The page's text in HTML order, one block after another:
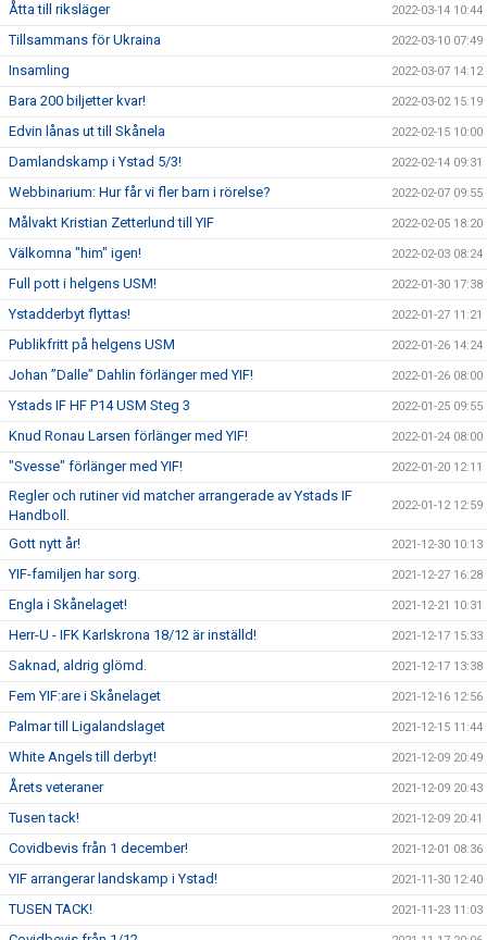
Åtta till riksläger 2022-03-14 10:44
Tillsammans för Ukraina 2022-03-10 07:49
Insamling 2022-03-07 14:12
Bara 200 biljetter kvar! 2022-03-02 15:19
Edvin lånas ut till Skånela 2022-02-15 10:00
Damlandskamp i Ystad 5/3! 2022-02-14 09:31
Webbinarium: Hur får vi fler barn i rörelse? 2022-02-07 09:55
Målvakt Kristian Zetterlund till YIF 2022-02-05 18:20
Välkomna "him" igen! 2022-02-03 08:24
Full pott i helgens USM! 2022-01-30 17:38
Ystadderbyt flyttas! 2022-01-27 11:21
Publikfritt på helgens USM 2022-01-26 14:24
Johan ”Dalle” Dahlin förlänger med YIF! 2022-01-26 08:00
Ystads IF HF P14 USM Steg 3 2022-01-25 09:55
Knud Ronau Larsen förlänger med YIF! 2022-01-24 08:00
"Svesse" förlänger med YIF! 2022-01-20 12:11
Regler och rutiner vid matcher arrangerade av Ystads IF
Handboll.
2022-01-12 12:59
Gott nytt år! 2021-12-30 10:13
YIF-familjen har sorg. 2021-12-27 16:28
Engla i Skånelaget! 2021-12-21 10:31
Herr-U - IFK Karlskrona 18/12 är inställd! 2021-12-17 15:33
Saknad, aldrig glömd. 2021-12-17 13:38
Fem YIF:are i Skånelaget 2021-12-16 12:56
Palmar till Ligalandslaget 2021-12-15 11:44
White Angels till derbyt! 2021-12-09 20:49
Årets veteraner 2021-12-09 20:43
Tusen tack! 2021-12-09 20:41
Covidbevis från 1 december! 2021-12-01 08:36
YIF arrangerar landskamp i Ystad! 2021-11-30 12:40
TUSEN TACK! 2021-11-23 11:03